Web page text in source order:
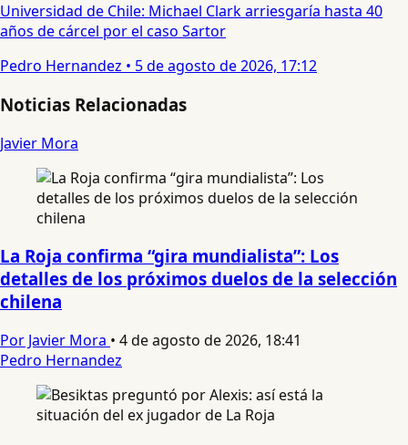
Universidad de Chile: Michael Clark arriesgaría hasta 40
años de cárcel por el caso Sartor
Pedro Hernandez • 5 de agosto de 2026, 17:12
Noticias Relacionadas
Javier Mora
La Roja confirma “gira mundialista”: Los
detalles de los próximos duelos de la selección
chilena
Por Javier Mora • 4 de agosto de 2026, 18:41
Pedro Hernandez